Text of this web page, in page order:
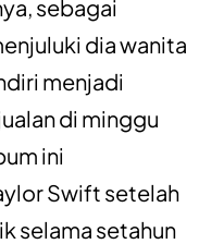
sebagai
dia wanita
menjadi
di minggu
ini
Swift setelah
selama setahun